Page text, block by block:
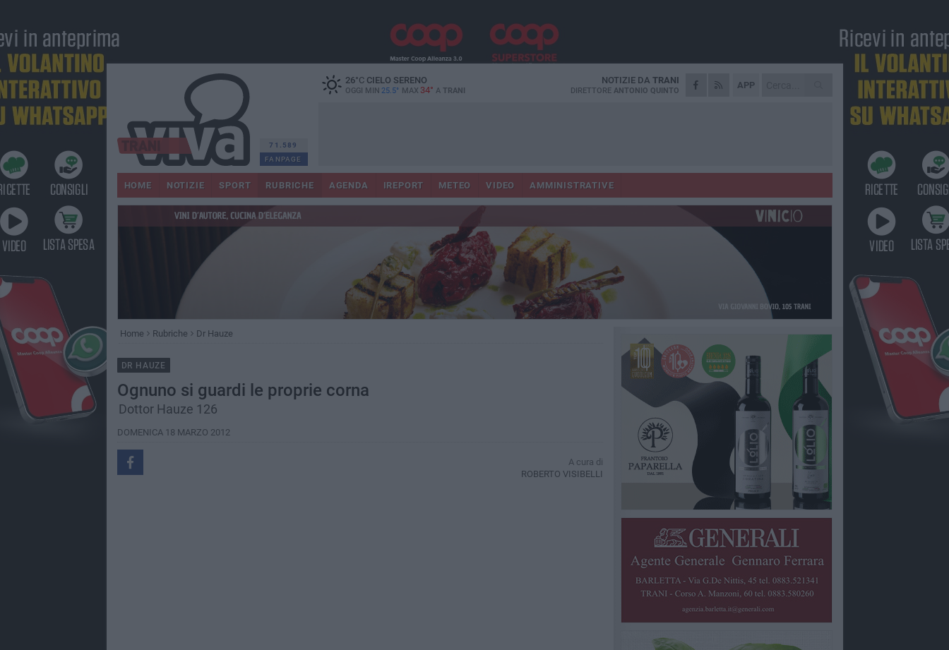
71.589
FANPAGE
26°CCIELO SERENO
OGGI MIN 25.5° MAX 34° A TRANI
APP
NOTIZIE DA TRANI
DIRETTORE ANTONIO QUINTO
HOME NOTIZIE SPORT RUBRICHE AGENDA IREPORT METEO VIDEO AMMINISTRATIVE
Home Rubriche Dr Hauze
DR HAUZE
Ognuno si guardi le proprie corna
Dottor Hauze 126
DOMENICA 18 MARZO 2012
A cura di
ROBERTO VISIBELLI